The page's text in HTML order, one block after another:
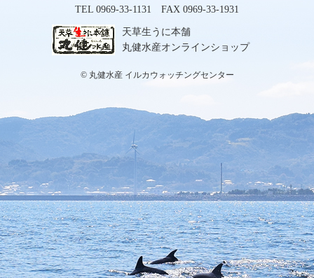
TEL 0969-33-1131 FAX 0969-33-1931
天草生うに本舗
丸健水産オンラインショップ
© 丸健水産 イルカウォッチングセンター